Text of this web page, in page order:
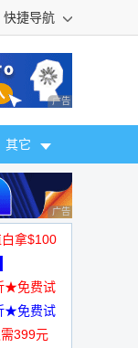
快捷导航
广告 商业广告，理
其它
广告 商业广告，理
拿$100
★免费试
★免费试
399元